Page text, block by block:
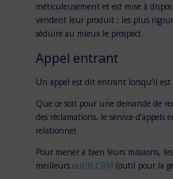
méticuleusement et est mise à
vendent leur produit ; les plus
séduire au mieux le prospect.
Appel entrant
Un appel est dit entrant lorsqu’il est
Que ce soit pour une demande de
des réclamations, le service
relationnel.
Pour mener à bien leurs missions,
meilleurs outils CRM (outil pour la